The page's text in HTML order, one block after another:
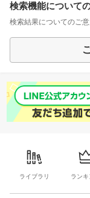
検索機能について
検索結果についてのご
ライブラリ ランキ